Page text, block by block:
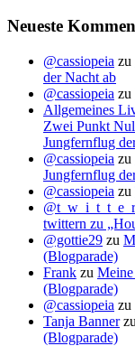
Neueste
@cassiopeia zu
der Nacht ab
@cassiopeia zu
Allgemeines
Zwei Punkt
Jungfernflug
@cassiopeia zu
Jungfernflug
@cassiopeia zu
twittern zu
@gottie29 zu
(Blogparade)
Frank zu Meine
(Blogparade)
@cassiopeia zu
Tanja Bannerzu
(Blogparade)